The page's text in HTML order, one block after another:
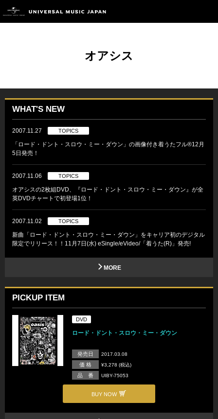
オアシス
WHAT'S NEW
2007.11.27 TOPICS
「ロード・ドント・スロウ・ミー・ダウン」の画像付き着うたフル®12月
5日発売！
2007.11.06 TOPICS
オアシスの2枚組DVD、『ロード・ドント・スロウ・ミー・ダウン』が全
英DVDチャートで初登場1位！
2007.11.02 TOPICS
新曲「ロード・ドント・スロウ・ミー・ダウン」をキャリア初のデジタル
限定でリリース！！11月7日(水) eSingle/eVideo/「着うた(R)」発売!
MORE
PICKUP ITEM
DVD
ロード・ドント・スロウ・ミー・ダウン
発売日 2017.03.08
価 格 ¥3,278 (税込)
品 番 UIBY-75053
BUY NOW